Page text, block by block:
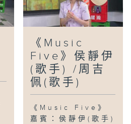
《Music
Five》侯靜伊
(歌手) /周吉
佩(歌手)
《Music Five》
嘉賓：侯靜伊(歌手)